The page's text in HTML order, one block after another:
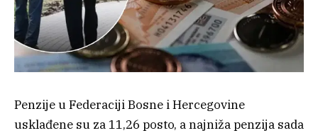
Penzije u Federaciji Bosne i Hercegovine
usklađene su za 11,26 posto, a najniža penzija sada